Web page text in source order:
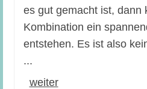
es gut gemacht ist, dann
Kombination ein
entstehen. Es ist also
...
weiter